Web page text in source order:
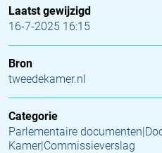
Laatst gewijzigd
16-7-2025 16:15
Bron
tweedekamer.nl
Categorie
Parlementaire
Kamer|Commissieverslag